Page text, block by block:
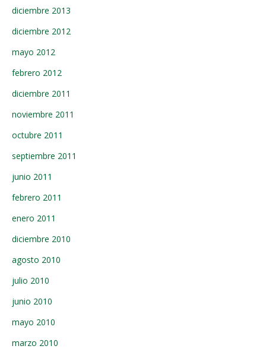
diciembre 2013
diciembre 2012
mayo 2012
febrero 2012
diciembre 2011
noviembre 2011
octubre 2011
septiembre 2011
junio 2011
febrero 2011
enero 2011
diciembre 2010
agosto 2010
julio 2010
junio 2010
mayo 2010
marzo 2010